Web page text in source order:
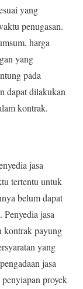
yang
penugasan.
harga
yang
pada
dapat dilakukan
kontrak.
jasa
tertentu untuk
belum dapat
jasa
kontrak payung
yang
jasa
proyek